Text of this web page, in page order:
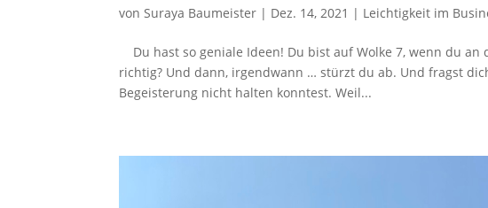
vonSuraya Baumeister | Dez. 14, 2021 | Leichtigkeit im
Du hast so geniale Ideen! Du bist auf Wolke 7, wenn du
richtig? Und dann, irgendwann … stürzt du ab. Und fragst
Begeisterung nicht halten konntest. Weil...